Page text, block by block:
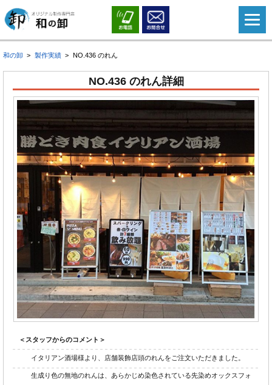
和の卸 製作実績 NO.436 のれん
NO.436 のれん詳細
＜スタッフからのコメント＞
イタリアン酒場様より、店舗装飾店頭のれんをご注文いただきました。
生成り色の無地のれんは、あらかじめ染色されている先染めオックスフォ